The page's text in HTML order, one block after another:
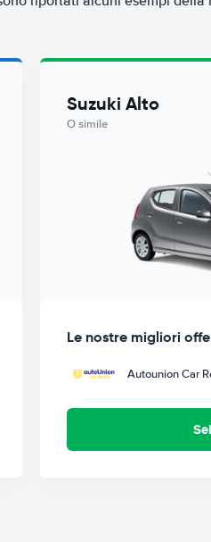
Suzuki Alto
O simile
Le nostre migliori
Autounion Car